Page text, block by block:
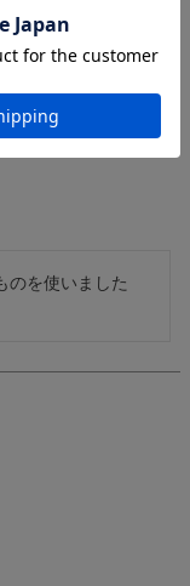
スピーカー。コン
聞きやすい音質で人
ID-4100 ID-5100
のを使いました